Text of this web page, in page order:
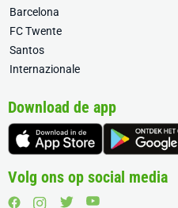
Barcelona
FC Twente
Santos
Internazionale
Download de app
Volg ons op social media